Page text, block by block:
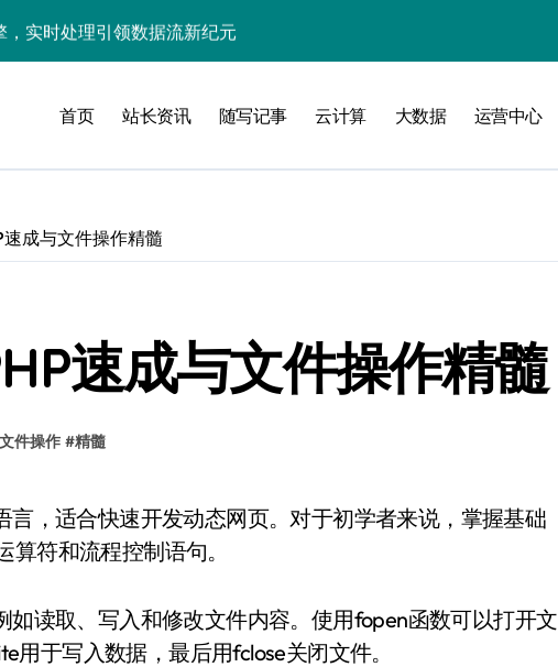
实时处理引领数据流新纪元
流，重塑大数据处理新科技
术革新驱动数据处理效能跃升
，精准调控信息流
建与科技驱动的性能优化术
动效能实现飞跃增长
首页 站长资讯 随写记事 云计算 大数据 运营中心
成与文件操作精髓
速成与文件操作精髓
文件操作 #精髓
符和流程控制语句。
如读取、写入和修改文件内容。使用fopen函数可以打开文
于写入数据，最后用fclose关闭文件。